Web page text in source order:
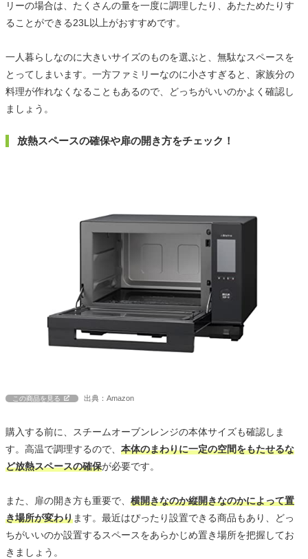
リーの場合は、たくさんの量を一度に調理したり、あたためたりす
ることができる23L以上がおすすめです。
一人暮らしなのに大きいサイズのものを選ぶと、無駄なスペースを
とってしまいます。一方ファミリーなのに小さすぎると、家族分の
料理が作れなくなることもあるので、どっちがいいのかよく確認し
ましょう。
放熱スペースの確保や扉の開き方をチェック！
この商品を見る 出典：Amazon
購入する前に、スチームオーブンレンジの本体サイズも確認しま
す。高温で調理するので、 本体のまわりに一定の空間をもたせるな
ど放熱スペースの確保が必要です。
また、扉の開き方も重要で、 横開きなのか縦開きなのかによって置
き場所が変わります。最近はぴったり設置できる商品もあり、どっ
ちがいいのか設置するスペースをあらかじめ置き場所を把握してお
きましょう。